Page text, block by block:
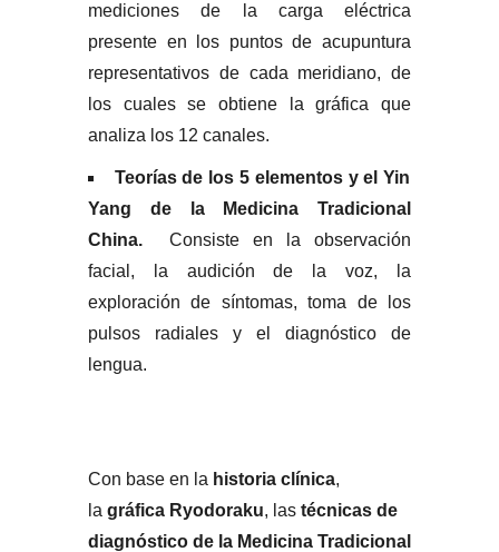
mediciones de la carga eléctrica
presente en los puntos de acupuntura
representativos de cada meridiano, de
los cuales se obtiene la gráfica que
analiza los 12 canales.
Teorías de los 5 elementos y el Yin
Yang de la Medicina Tradicional
China. Consiste en la observación
facial, la audición de la voz, la
exploración de síntomas, toma de los
pulsos radiales y el diagnóstico de
lengua.
Con base en la historia clínica,
la gráfica Ryodoraku, las técnicas de
diagnóstico de la Medicina Tradicional